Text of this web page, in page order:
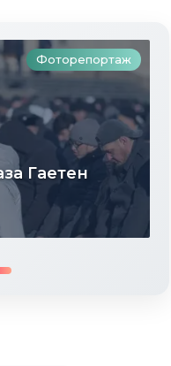
Фоторепортаж
тугызынчы